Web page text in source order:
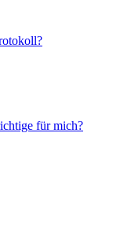
für mich?